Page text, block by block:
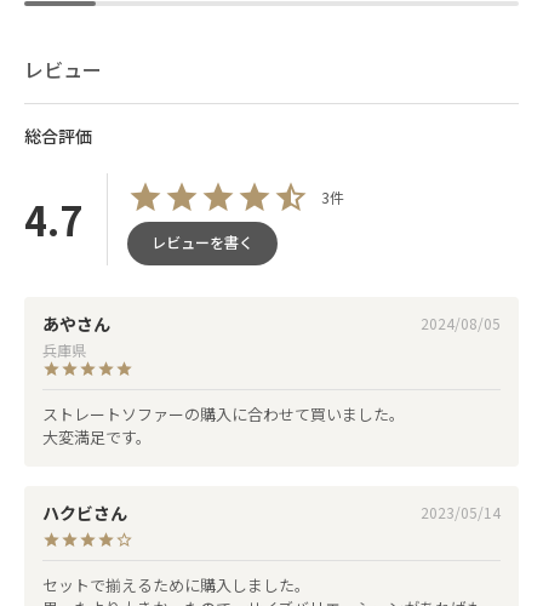
レビュー
総合評価
4.7 3件
レビューを書く
あや
兵庫県
2024/08/05
ストレートソファーの購入に合わせて買いました。
大変満足です。
ハクビ 2023/05/14
セットで揃えるために購入しました。